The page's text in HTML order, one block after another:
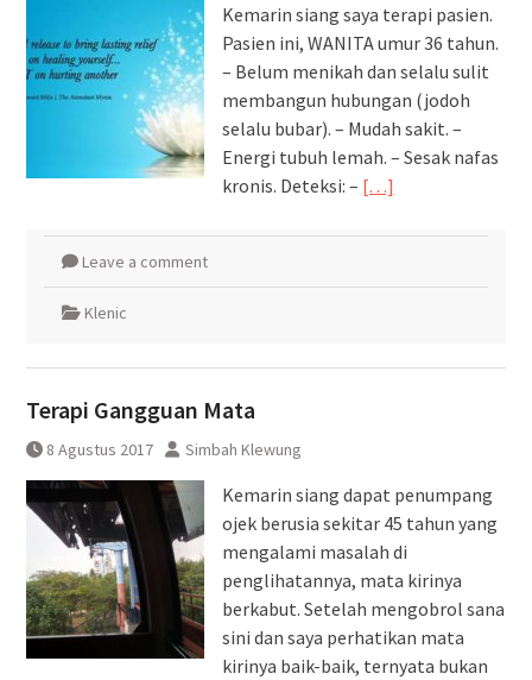
Kemarin siang saya terapi pasien.
Pasien ini, WANITA umur 36 tahun.
– Belum menikah dan selalu sulit
membangun hubungan (jodoh
selalu bubar). – Mudah sakit. –
Energi tubuh lemah. – Sesak nafas
kronis. Deteksi: – […]
Leave a comment
Klenic
Terapi Gangguan Mata
8 Agustus 2017 Simbah Klewung
Kemarin siang dapat penumpang
ojek berusia sekitar 45 tahun yang
mengalami masalah di
penglihatannya, mata kirinya
berkabut. Setelah mengobrol sana
sini dan saya perhatikan mata
kirinya baik-baik, ternyata bukan